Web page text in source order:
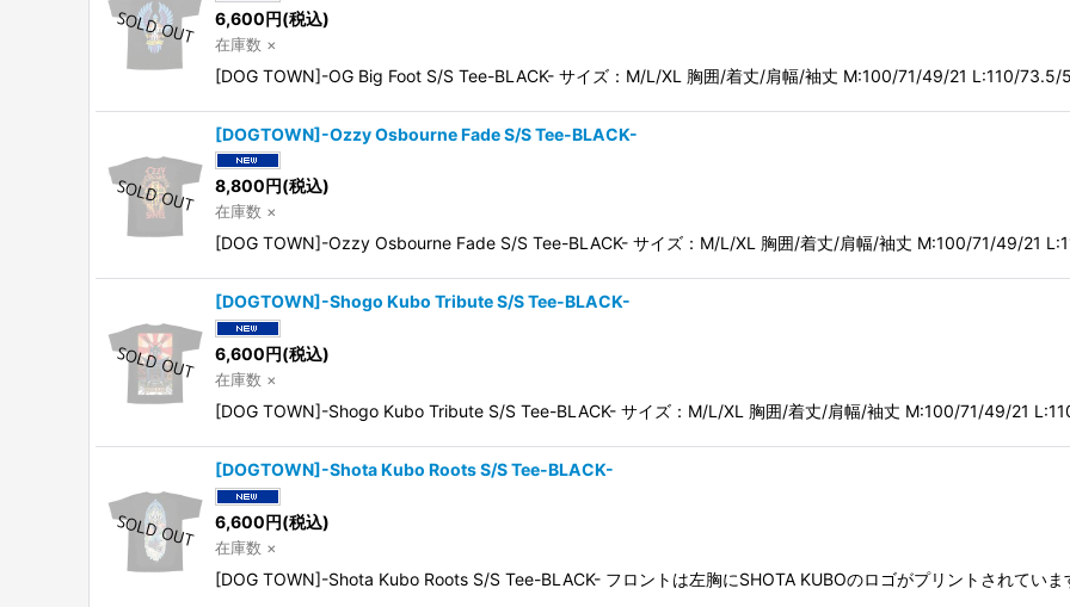
6,600円(税込)
在庫数 ×
[DOG TOWN]-OG Big Foot S/S Tee-BLACK- サイズ：M/L/XL 胸囲/着丈/肩幅/袖丈 M:100/71/49/21 L:110/
[DOGTOWN]-Ozzy Osbourne Fade S/S Tee-BLACK-
8,800円(税込)
在庫数 ×
[DOG TOWN]-Ozzy Osbourne Fade S/S Tee-BLACK- サイズ：M/L/XL 胸囲/着丈/肩幅/袖丈 M:100/71/49/21
[DOGTOWN]-Shogo Kubo Tribute S/S Tee-BLACK-
6,600円(税込)
在庫数 ×
[DOG TOWN]-Shogo Kubo Tribute S/S Tee-BLACK- サイズ：M/L/XL 胸囲/着丈/肩幅/袖丈 M:100/71/49/21
[DOGTOWN]-Shota Kubo Roots S/S Tee-BLACK-
6,600円(税込)
在庫数 ×
[DOG TOWN]-Shota Kubo Roots S/S Tee-BLACK- フロントは左胸にSHOTA KUBOのロゴがプリントされてい